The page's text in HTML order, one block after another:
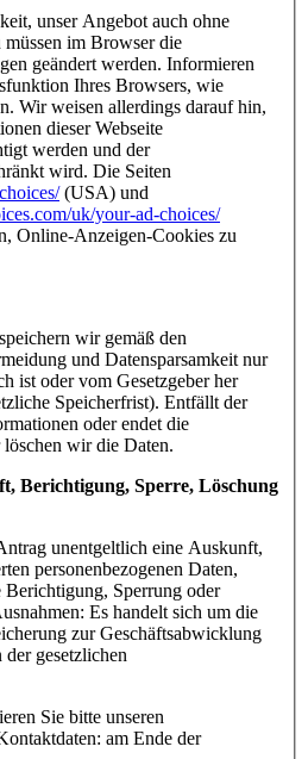
unser Angebot auch ohne
im Browser die
geändert werden. Informieren
Ihres Browsers, wie
Wir weisen allerdings darauf hin,
dieser Webseite
werden und der
wird. Die Seiten
(USA) und
uk/your-ad-choices/
Online-Anzeigen-Cookies zu
wir gemäß den
und Datensparsamkeit nur
ist oder vom Gesetzgeber her
Speicherfrist). Entfällt der
oder endet die
löschen wir die Daten.
Berichtigung, Sperre, Löschung
unentgeltlich eine Auskunft,
personenbezogenen Daten,
Sperrung oder
Es handelt sich um die
zur Geschäftsabwicklung
gesetzlichen
Sie bitte unseren
am Ende der